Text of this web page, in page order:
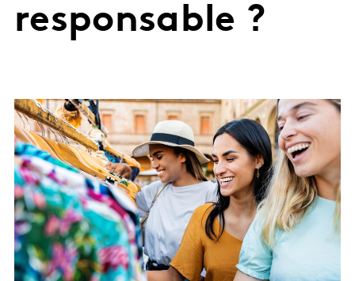
responsable ?